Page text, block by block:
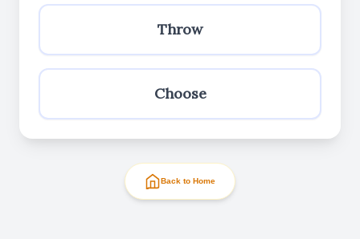
Throw
Choose
Back to Home